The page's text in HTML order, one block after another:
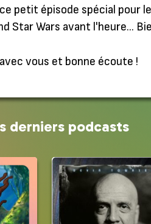
petit épisode spécial pour
Star Wars avant l'heure…
vous et bonne écoute !
derniers podcasts